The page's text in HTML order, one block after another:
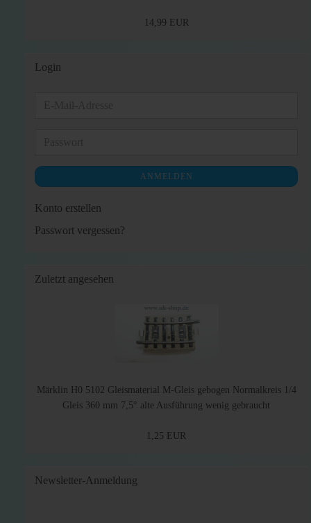
14,99 EUR
Login
ANMELDEN
Konto erstellen
Passwort vergessen?
Zuletzt angesehen
Märklin H0 5102 Gleismaterial M-Gleis gebogen Normalkreis 1/4
Gleis 360 mm 7,5° alte Ausführung wenig gebraucht
1,25 EUR
Newsletter-Anmeldung